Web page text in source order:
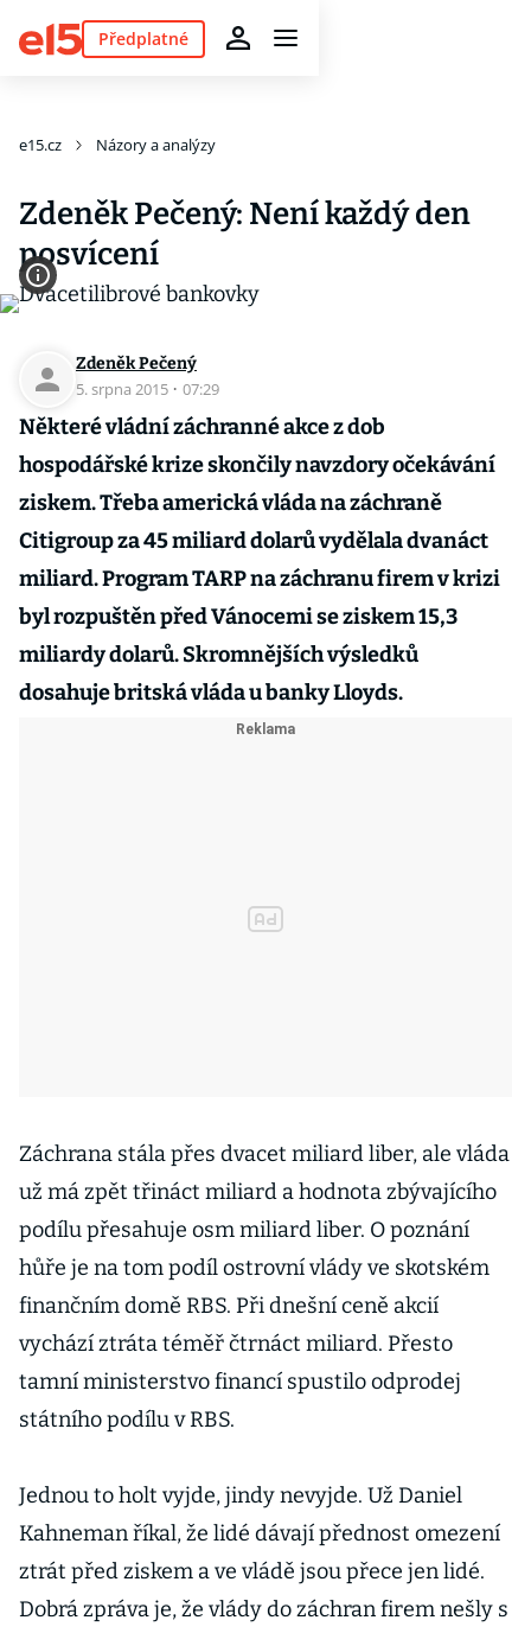
Předplatné
e15.cz Názory a analýzy
Zdeněk Pečený: Není každý den
posvícení
Zdeněk Pečený
5. srpna 2015 · 07:29
Některé vládní záchranné akce z dob
hospodářské krize skončily navzdory očekávání
ziskem. Třeba americká vláda na záchraně
Citigroup za 45 miliard dolarů vydělala dvanáct
miliard. Program TARP na záchranu firem v krizi
byl rozpuštěn před Vánocemi se ziskem 15,3
miliardy dolarů. Skromnějších výsledků
dosahuje britská vláda u banky Lloyds.
Záchrana stála přes dvacet miliard liber, ale vláda
už má zpět třináct miliard a hodnota zbývajícího
podílu přesahuje osm miliard liber. O poznání
hůře je na tom podíl ostrovní vlády ve skotském
finančním domě RBS. Při dnešní ceně akcií
vychází ztráta téměř čtrnáct miliard. Přesto
tamní ministerstvo financí spustilo odprodej
státního podílu v RBS.
Jednou to holt vyjde, jindy nevyjde. Už Daniel
Kahneman říkal, že lidé dávají přednost omezení
ztrát před ziskem a ve vládě jsou přece jen lidé.
Dobrá zpráva je, že vlády do záchran firem nešly s